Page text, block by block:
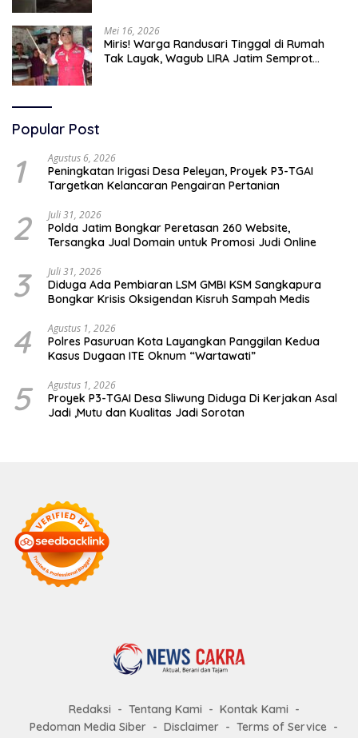
Mei 16, 2026
Miris! Warga Randusari Tinggal di Rumah
Tak Layak, Wagub LIRA Jatim Semprot
Popular Post
1 Agustus 6, 2026
Peningkatan Irigasi Desa Peleyan, Proyek P3-TGAI
Targetkan Kelancaran Pengairan Pertanian
2 Juli 31, 2026
Polda Jatim Bongkar Peretasan 260 Website,
Tersangka Jual Domain untuk Promosi Judi Online
3 Juli 31, 2026
Diduga Ada Pembiaran LSM GMBI KSM Sangkapura
Bongkar Krisis Oksigendan Kisruh Sampah Medis
4 Agustus 1, 2026
Polres Pasuruan Kota Layangkan Panggilan Kedua
Kasus Dugaan ITE Oknum “Wartawati”
5 Agustus 1, 2026
Proyek P3-TGAI Desa Sliwung Diduga Di Kerjakan Asal
Jadi ,Mutu dan Kualitas Jadi Sorotan
Redaksi Tentang Kami
Kontak Kami
Pedoman Media Siber
Disclaimer
Terms of Service